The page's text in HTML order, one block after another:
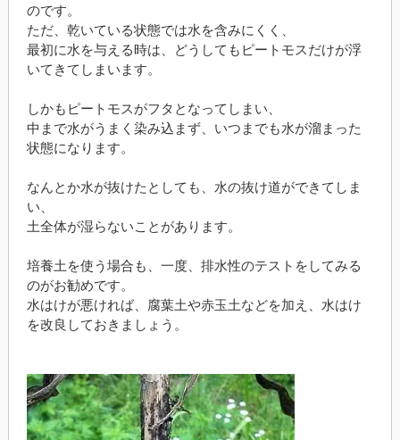
のです。
ただ、乾いている状態では水を含みにくく、
最初に水を与える時は、どうしてもピートモスだけが浮
いてきてしまいます。
しかもピートモスがフタとなってしまい、
中まで水がうまく染み込まず、いつまでも水が溜まった
状態になります。
なんとか水が抜けたとしても、水の抜け道ができてしま
い、
土全体が湿らないことがあります。
培養土を使う場合も、一度、排水性のテストをしてみる
のがお勧めです。
水はけが悪ければ、腐葉土や赤玉土などを加え、水はけ
を改良しておきましょう。